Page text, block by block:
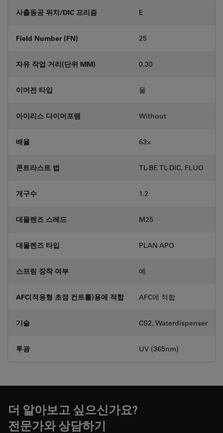
사출동공 위치/DIC 프리즘 E
Field Number (FN) 25
자유 작업 거리(단위 MM) 0.30
이머전 타입 물
아이리스 다이어프램 Without
배율 63⨉
콘트라스트 법 TL-BF, TL-DIC, FLUO
개구수 1.2
대물렌즈 스레드 M25
대물렌즈 타입 PLAN APO
스프링 장착 여부 예
AFC(적응형 초점 컨트롤)용에 적합 AFC에 적합
기술 CS2, Waterdispenser
투광 UV (365nm)
더 알아보고 싶으신가요?
전문가와 상담하기